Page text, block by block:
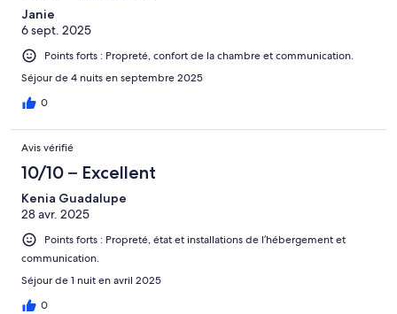
Janie
6 sept. 2025
Points forts : Propreté, confort de la chambre et communication.
Séjour de 4 nuits en septembre 2025
0
Avis vérifié
10/10 – Excellent
Kenia Guadalupe
28 avr. 2025
Points forts : Propreté, état et installations de l’hébergement et
communication.
Séjour de 1 nuit en avril 2025
0